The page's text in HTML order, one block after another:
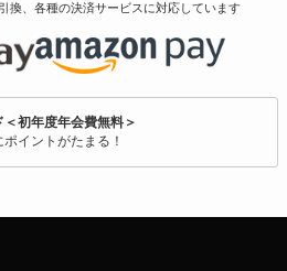
換、各種の決済サービスに対応しています
＜初年度年会費無料＞
イントがたまる！